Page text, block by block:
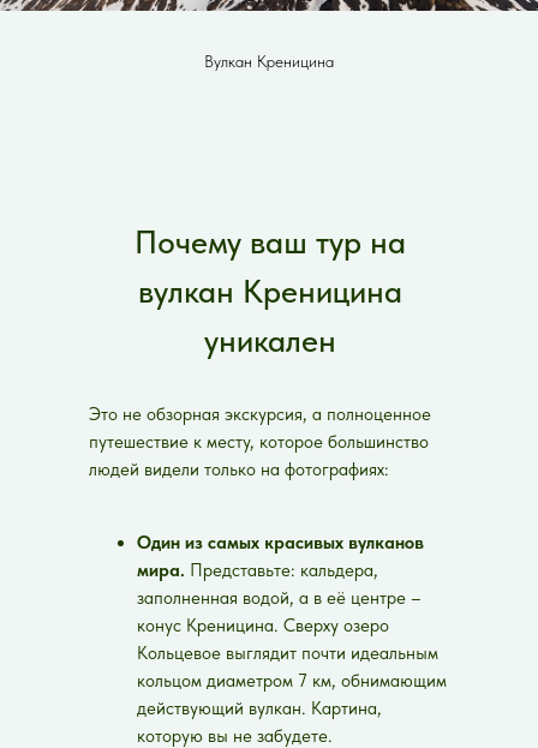
Вулкан Креницина
Почему ваш тур на
вулкан Креницина
уникален
Это не обзорная экскурсия, а полноценное
путешествие к месту, которое большинство
людей видели только на фотографиях:
Один из самых красивых вулканов
мира. Представьте: кальдера,
заполненная водой, а в её центре –
конус Креницина. Сверху озеро
Кольцевое выглядит почти идеальным
кольцом диаметром 7 км, обнимающим
действующий вулкан. Картина,
которую вы не забудете.